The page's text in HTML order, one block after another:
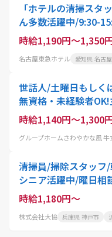
「ホテルの清掃スタ
ん多数活躍中/9:30-
務可/接客ナシ/ひとり
時給1,190円～1,350
名古屋東急ホテル 愛知県 名古
世話人/土曜日もしく
無資格・未経験者
方にもオススメ
時給1,140円～1,300
グループホームさわやかな風 牛
清掃員/掃除スタッフ
シニア活躍中/曜日相
時給1,180円～
株式会社大協 兵庫県 神戸市